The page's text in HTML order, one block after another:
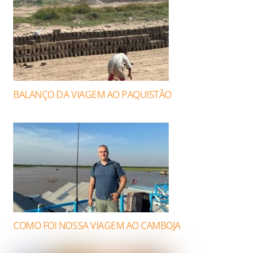
BALANÇO DA VIAGEM AO PAQUISTÃO
COMO FOI NOSSA VIAGEM AO CAMBOJA